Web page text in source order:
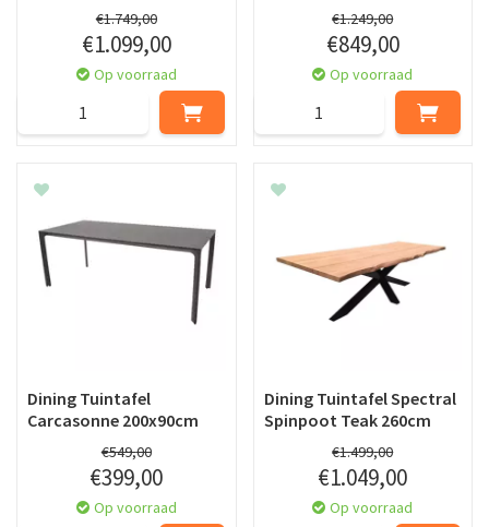
€1.749,00
€1.099,00
Op voorraad
€1.249,00
€849,00
Op voorraad
Dining Tuintafel
Carcasonne 200x90cm
€549,00
€399,00
Op voorraad
Dining Tuintafel Spectral
Spinpoot Teak 260cm
€1.499,00
€1.049,00
Op voorraad